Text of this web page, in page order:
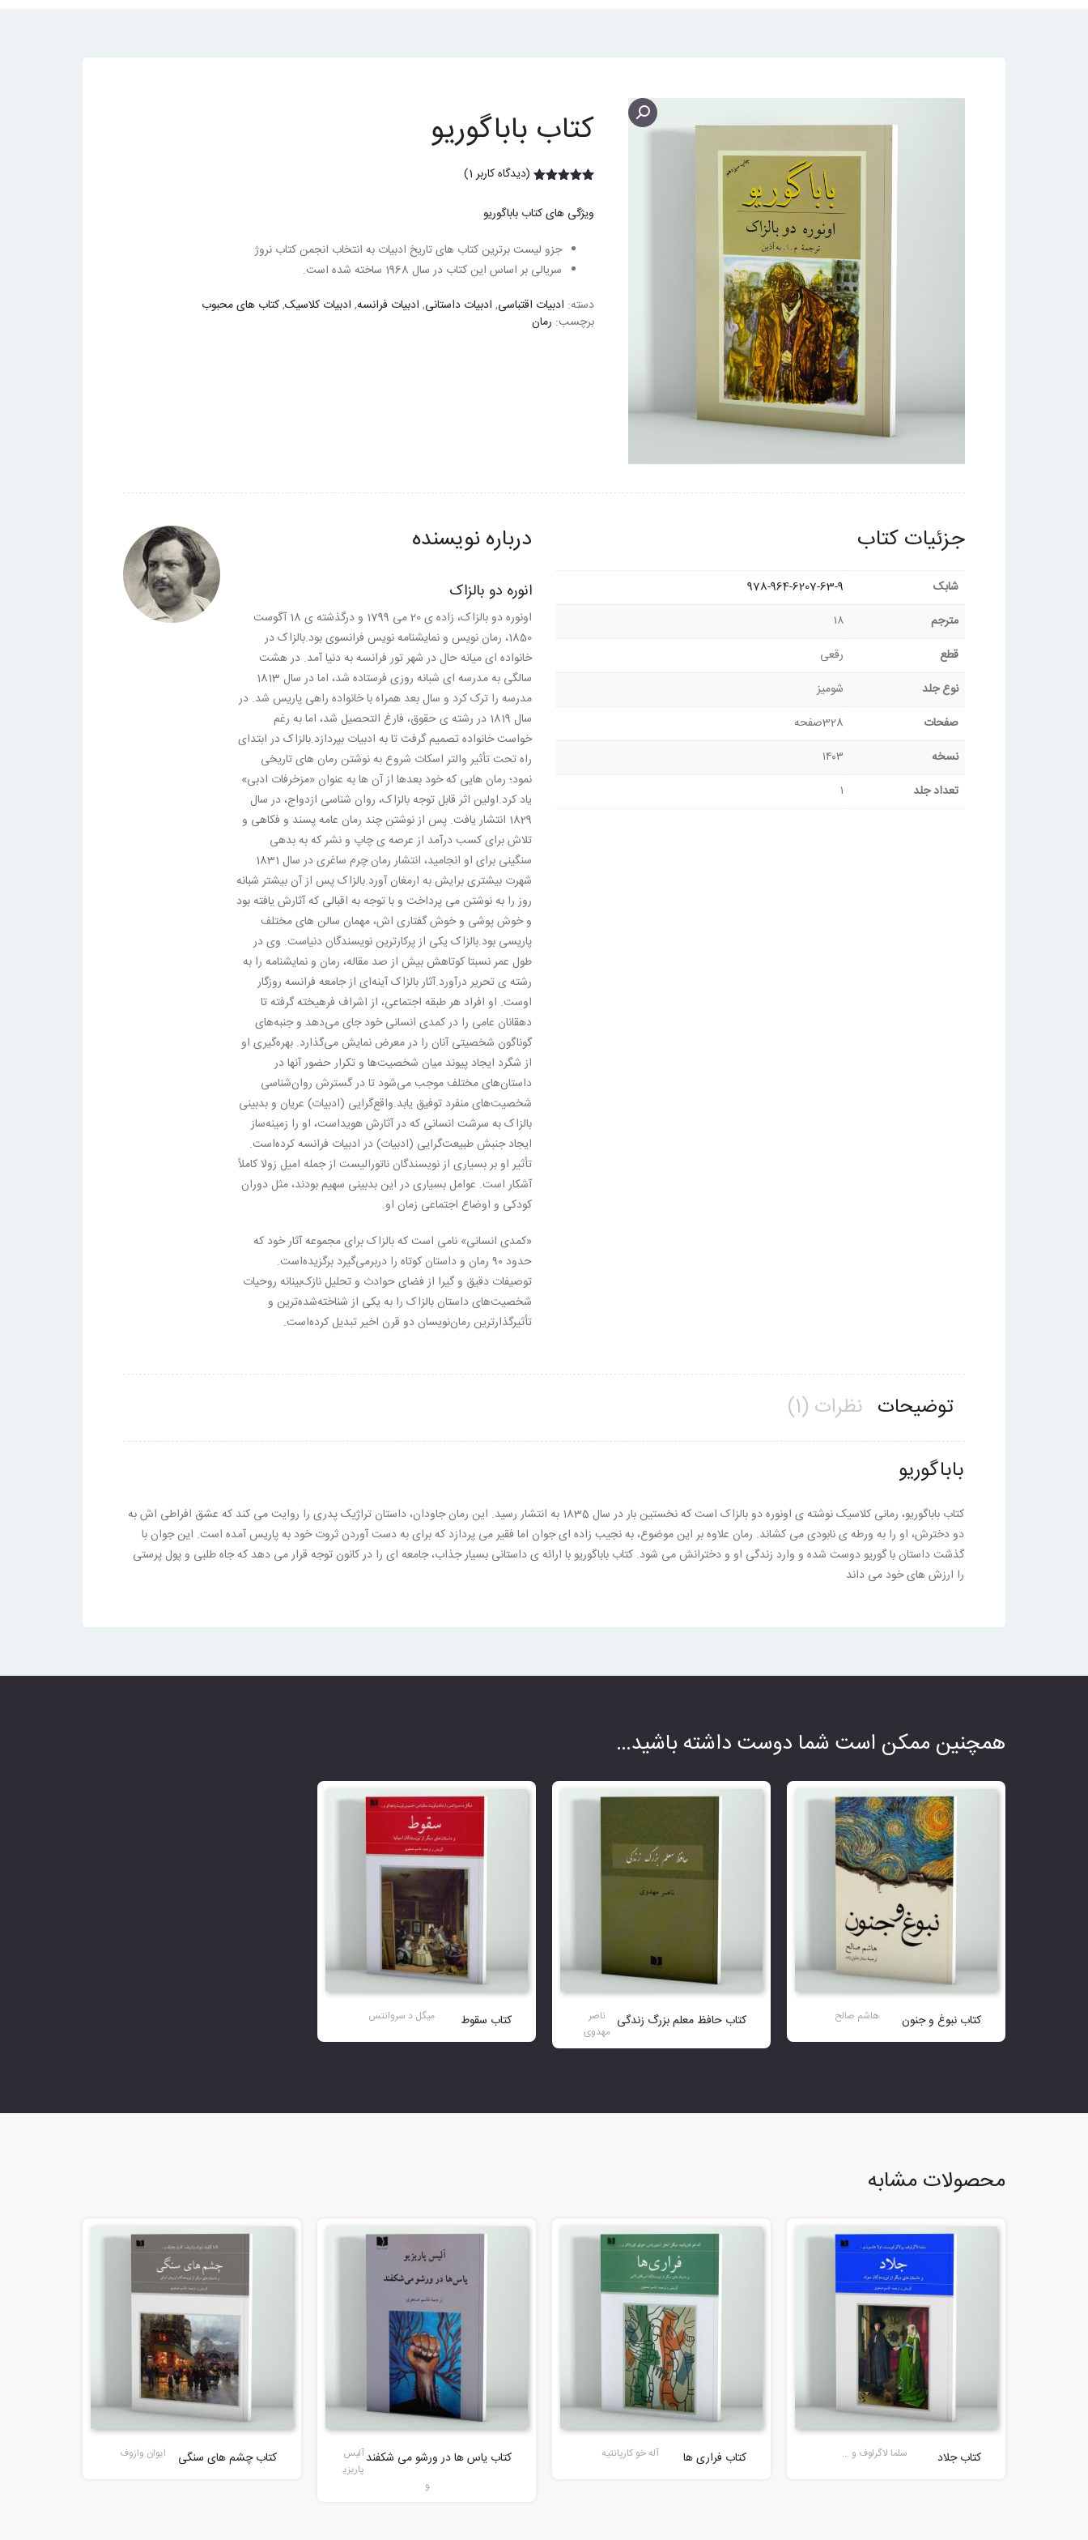
کتاب باباگوریو
مشتری
(دیدگاه کاربر1
)
ویژگی های کتاب باباگوریو
جزو لیست برترین کتاب های تاریخ ادبیات به انتخاب انجمن کتاب نروژ
سریالی بر اساس این کتاب در سال 1968 ساخته شده است.
دسته: ادبیات اقتباسی, ادبیات داستانی, ادبیات فرانسه, ادبیات کلاسیک,کتاب های محبوب
برچسب: رمان
جزئیات کتاب
شابک
978-964-6207-63-9
مترجم
۱۸
قطع
رقعی
نوع جلد
شومیز
صفحات
328صفحه
نسخه
۱۴۰۳
تعداد جلد
۱
درباره نویسنده
انوره دو بالزاک
اونوره دو بالزاک، زاده ی 20 می 1799 و درگذشته ی 18 آگوست
1850، رمان نویس و نمایشنامه نویس فرانسوی بود.بالزاک در
خانواده ای میانه حال در شهر تور فرانسه به دنیا آمد. در هشت
سالگی به مدرسه ای شبانه روزی فرستاده شد، اما در سال 1813
مدرسه را ترک کرد و سال بعد همراه با خانواده راهی پاریس شد. در
سال 1819 در رشته ی حقوق، فارغ التحصیل شد، اما به رغم
خواست خانواده تصمیم گرفت تا به ادبیات بپردازد.بالزاک در ابتدای
راه تحت تأثیر والتر اسکات شروع به نوشتن رمان های تاریخی
نمود؛ رمان هایی که خود بعدها از آن ها به عنوان «مزخرفات ادبی»
یاد کرد.اولین اثر قابل توجه بالزاک، روان شناسی ازدواج، در سال
1829 انتشار یافت. پس از نوشتن چند رمان عامه پسند و فکاهی و
تلاش برای کسب درآمد از عرصه ی چاپ و نشر که به بدهی
سنگینی برای او انجامید، انتشار رمان چرم ساغری در سال 1831
شهرت بیشتری برایش به ارمغان آورد.بالزاک پس از آن بیشتر شبانه
روز را به نوشتن می پرداخت و با توجه به اقبالی که آثارش یافته بود
و خوش پوشی و خوش گفتاری اش، مهمان سالن های مختلف
پاریسی بود.بالزاک یکی از پرکارترین نویسندگان دنیاست. وی در
طول عمر نسبتا کوتاهش بیش از صد مقاله، رمان و نمایشنامه را به
رشته ی تحریر درآورد.آثار بالزاک آینه‌ای از جامعه فرانسه روزگار
اوست. او افراد هر طبقه اجتماعی، از اشراف فرهیخته گرفته تا
دهقانان عامی را در کمدی انسانی خود جای می‌دهد و جنبه‌های
گوناگون شخصیتی آنان را در معرض نمایش می‌گذارد. بهره‌گیری او
از شگرد ایجاد پیوند میان شخصیت‌ها و تکرار حضور آنها در
داستان‌های مختلف موجب می‌شود تا در گسترش روان‌شناسی
شخصیت‌های منفرد توفیق یابد.واقع‌گرایی (ادبیات) عریان و بدبینی
بالزاک به سرشت انسانی که در آثارش هویداست، او را زمینه‌ساز
ایجاد جنبش طبیعت‌گرایی (ادبیات) در ادبیات فرانسه کرده‌است.
تأثیر او بر بسیاری از نویسندگان ناتورالیست از جمله امیل زولا کاملاً
آشکار است. عوامل بسیاری در این بدبینی سهیم بودند، مثل دوران
کودکی و اوضاع اجتماعی زمان او.
«کمدی انسانی» نامی است که بالزاک برای مجموعه آثار خود که
حدود ۹۰ رمان و داستان کوتاه را دربرمی‌گیرد برگزیده‌است.
توصیفات دقیق و گیرا از فضای حوادث و تحلیل نازک‌بینانه روحیات
شخصیت‌های داستان بالزاک را به یکی از شناخته‌شده‌ترین و
تأثیرگذارترین رمان‌نویسان دو قرن اخیر تبدیل کرده‌است.
توضیحات نظرات (1)
باباگوریو
کتاب باباگوریو، رمانی کلاسیک نوشته ی اونوره دو بالزاک است که نخستین بار در سال 1835 به انتشار رسید. این رمان جاودان، داستان تراژیک پدری را روایت می کند که عشق افراطی اش به
دو دخترش، او را به ورطه ی نابودی می کشاند. رمان علاوه بر این موضوع، به نجیب زاده ای جوان اما فقیر می پردازد که برای به دست آوردن ثروت خود به پاریس آمده است. این جوان با
گذشت داستان با گوریو دوست شده و وارد زندگی او و دخترانش می شود. کتاب باباگوریو با ارائه ی داستانی بسیار جذاب، جامعه ای را در کانون توجه قرار می دهد که جاه طلبی و پول پرستی
را ارزش های خود می داند
همچنین ممکن است شما دوست داشته باشید…
کتاب نبوغ و جنون هاشم صالح کتاب حافظ معلم بزرگ زندگی
ناصر
مهدوی
کتاب سقوط میگل د سروانتس
محصولات مشابه
کتاب جلاد سلما لاگرلوف و ... کتاب فراری ها آله خو کارپانتیه کتاب یاس ها در ورشو می شکفندآلیس
پاریزی
و
کتاب چشم های سنگی ایوان وازوف